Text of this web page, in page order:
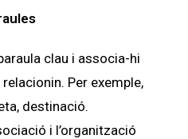
clau i associa-hi
Per exemple,
destinació.
i l’organització